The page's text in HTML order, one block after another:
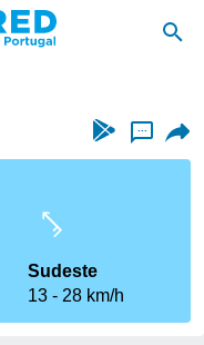
...
Sudeste
13
28 km/h